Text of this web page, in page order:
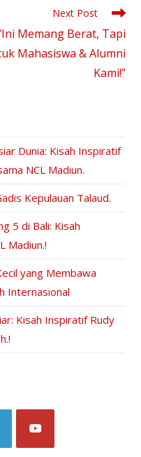
Next Post
Memang Berat, Tapi
Mahasiswa & Alumni
Kami!”
Dunia: Kisah Inspiratif
NCL Madiun.
Kepulauan Talaud.
5 di Bali: Kisah
Madiun.!
yang Membawa
Internasional
Kisah Inspiratif Rudy